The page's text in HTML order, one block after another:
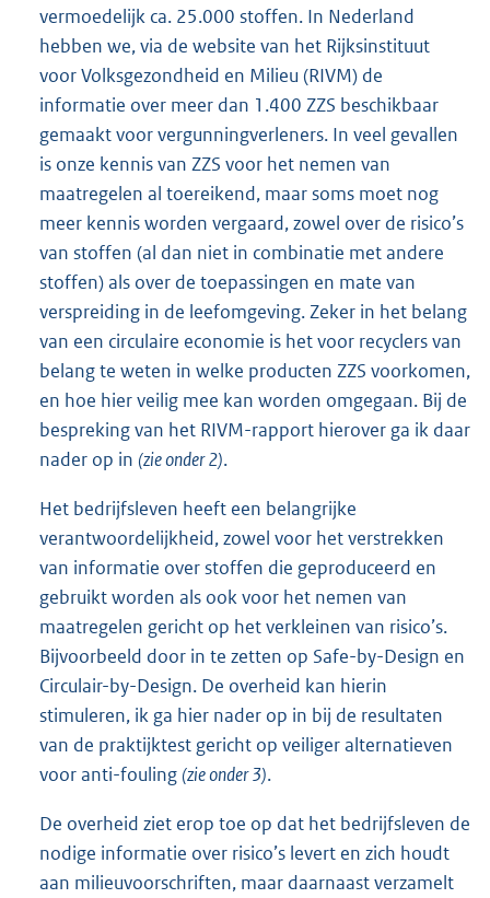
vermoedelijk ca. 25.000 stoffen. In Nederland
hebben we, via de website van het Rijksinstituut
voor Volksgezondheid en Milieu (RIVM) de
informatie over meer dan 1.400 ZZS beschikbaar
gemaakt voor vergunningverleners. In veel gevallen
is onze kennis van ZZS voor het nemen van
maatregelen al toereikend, maar soms moet nog
meer kennis worden vergaard, zowel over de risico’s
van stoffen (al dan niet in combinatie met andere
stoffen) als over de toepassingen en mate van
verspreiding in de leefomgeving. Zeker in het belang
van een circulaire economie is het voor recyclers van
belang te weten in welke producten ZZS voorkomen,
en hoe hier veilig mee kan worden omgegaan. Bij de
bespreking van het RIVM-rapport hierover ga ik daar
nader op in (zie onder 2).
Het bedrijfsleven heeft een belangrijke
verantwoordelijkheid, zowel voor het verstrekken
van informatie over stoffen die geproduceerd en
gebruikt worden als ook voor het nemen van
maatregelen gericht op het verkleinen van risico’s.
Bijvoorbeeld door in te zetten op Safe-by-Design en
Circulair-by-Design. De overheid kan hierin
stimuleren, ik ga hier nader op in bij de resultaten
van de praktijktest gericht op veiliger alternatieven
voor anti-fouling (zie onder 3).
De overheid ziet erop toe op dat het bedrijfsleven de
nodige informatie over risico’s levert en zich houdt
aan milieuvoorschriften, maar daarnaast verzamelt